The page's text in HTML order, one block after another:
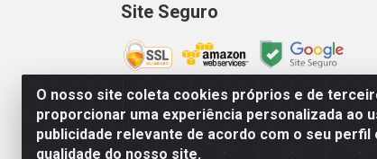
O nosso site coleta cookies próprios e de
proporcionar uma experiência personalizada ao
publicidade relevante de acordo com o seu perfil
qualidade do nosso site.
Site Seguro
Vetcom Distribuidora de